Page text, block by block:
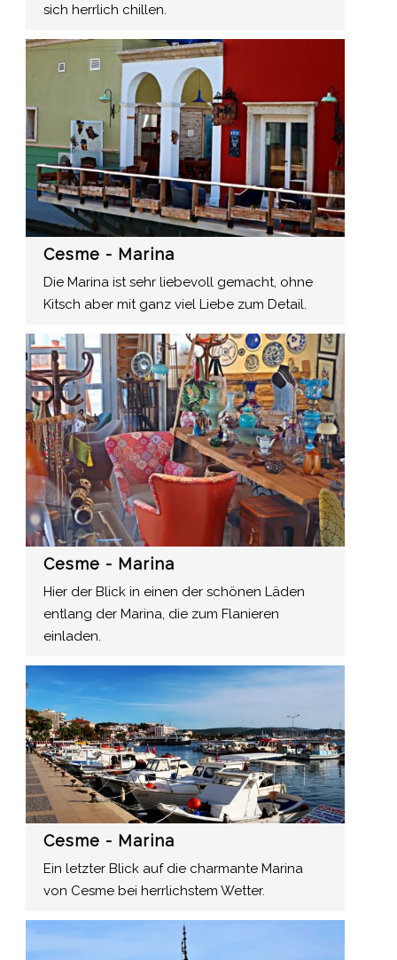
sich herrlich chillen.
Cesme - Marina
Die Marina ist sehr liebevoll gemacht, ohne
Kitsch aber mit ganz viel Liebe zum Detail.
Cesme - Marina
Hier der Blick in einen der schönen Läden
entlang der Marina, die zum Flanieren
einladen.
Cesme - Marina
Ein letzter Blick auf die charmante Marina
von Cesme bei herrlichstem Wetter.